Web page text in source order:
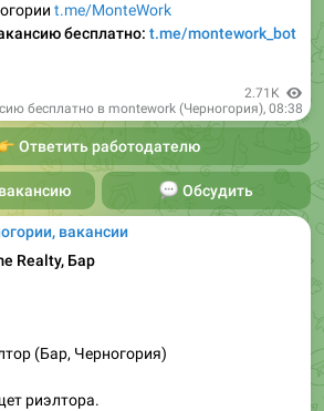
t.me/MonteWork
бесплатно: t.me/montework_bot
2.71K
бесплатно в montework (Черногория), 08:38
Ответить работодателю
💬Обсудить
вакансии
Realty, Бар
(Бар, Черногория)
риэлтора.